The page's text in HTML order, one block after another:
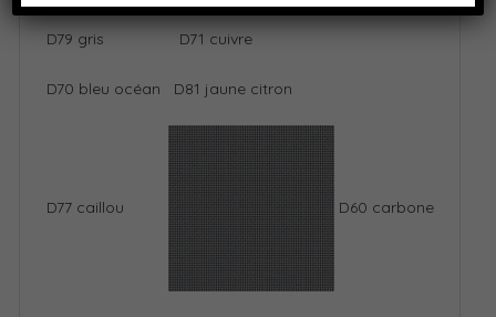
D79 gris D71 cuivre
D70 bleu océan D81 jaune citron
D77 caillou D60 carbone